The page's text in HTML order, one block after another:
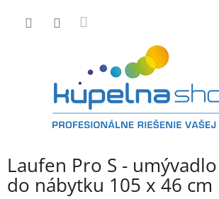
Laufen Pro S -
do nábytku 105 x 46 cm